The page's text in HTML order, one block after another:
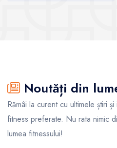
Noutăți din
Rămâi la curent cu ultimele știri
fitness preferate. Nu rata nimic
lumea fitnessului!